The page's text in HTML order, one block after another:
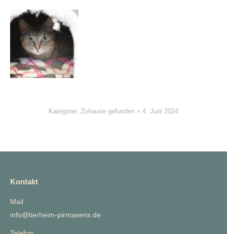
Kategorie: Zuhause gefunden 4. Juni 2024
Kontakt
Mail
info@tierheim-pirmasens.de